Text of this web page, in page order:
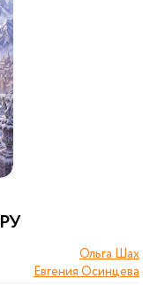
Ольга Шах
Евгения Осинцева